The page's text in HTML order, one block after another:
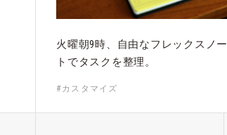
火曜朝9時、自由なフレックスノー
トでタスクを整理。
#カスタマイズ